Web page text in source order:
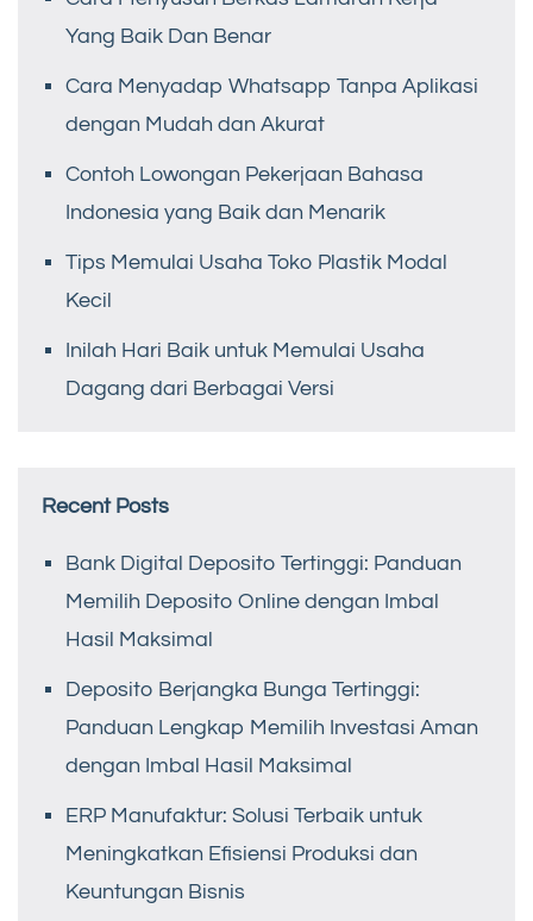
Yang Baik Dan Benar
Cara Menyadap Whatsapp Tanpa Aplikasi
dengan Mudah dan Akurat
Contoh Lowongan Pekerjaan Bahasa
Indonesia yang Baik dan Menarik
Tips Memulai Usaha Toko Plastik Modal
Kecil
Inilah Hari Baik untuk Memulai Usaha
Dagang dari Berbagai Versi
Recent Posts
Bank Digital Deposito Tertinggi: Panduan
Memilih Deposito Online dengan Imbal
Hasil Maksimal
Deposito Berjangka Bunga Tertinggi:
Panduan Lengkap Memilih Investasi Aman
dengan Imbal Hasil Maksimal
ERP Manufaktur: Solusi Terbaik untuk
Meningkatkan Efisiensi Produksi dan
Keuntungan Bisnis